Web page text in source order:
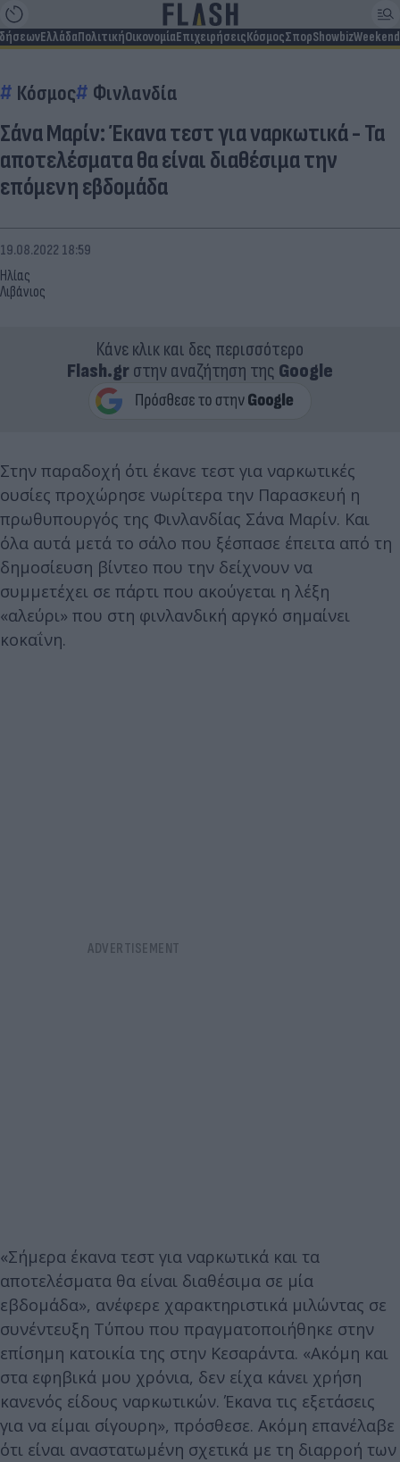
ΕλλάδαΠολιτικήΟικονομίαΕπιχειρήσειςΚόσμοςΣπορShowbizWeekend
Κόσμος Φινλανδία
Σάνα Μαρίν: Έκανα τεστ για ναρκωτικά - Τα
αποτελέσματα θα είναι διαθέσιμα την
επόμενη εβδομάδα
Ηλίας
Λιβάνιος
19.08.2022 18:59
Κάνε κλικ και δες περισσότερο
Flash.grστην αναζήτηση της Google
Στην παραδοχή ότι έκανε τεστ για ναρκωτικές
ουσίες προχώρησε νωρίτερα την Παρασκευή η
πρωθυπουργός της Φινλανδίας Σάνα Μαρίν. Και
όλα αυτά μετά το σάλο που ξέσπασε έπειτα από τη
δημοσίευση βίντεο που την δείχνουν να
συμμετέχει σε πάρτι που ακούγεται η λέξη
«αλεύρι» που στη φινλανδική αργκό σημαίνει
κοκαΐνη.
«Σήμερα έκανα τεστ για ναρκωτικά και τα
αποτελέσματα θα είναι διαθέσιμα σε μία
εβδομάδα», ανέφερε χαρακτηριστικά μιλώντας σε
συνέντευξη Τύπου που πραγματοποιήθηκε στην
επίσημη κατοικία της στην Κεσαράντα. «Ακόμη και
στα εφηβικά μου χρόνια, δεν είχα κάνει χρήση
κανενός είδους ναρκωτικών. Έκανα τις εξετάσεις
για να είμαι σίγουρη», πρόσθεσε. Ακόμη επανέλαβε
ότι είναι αναστατωμένη σχετικά με τη διαρροή των